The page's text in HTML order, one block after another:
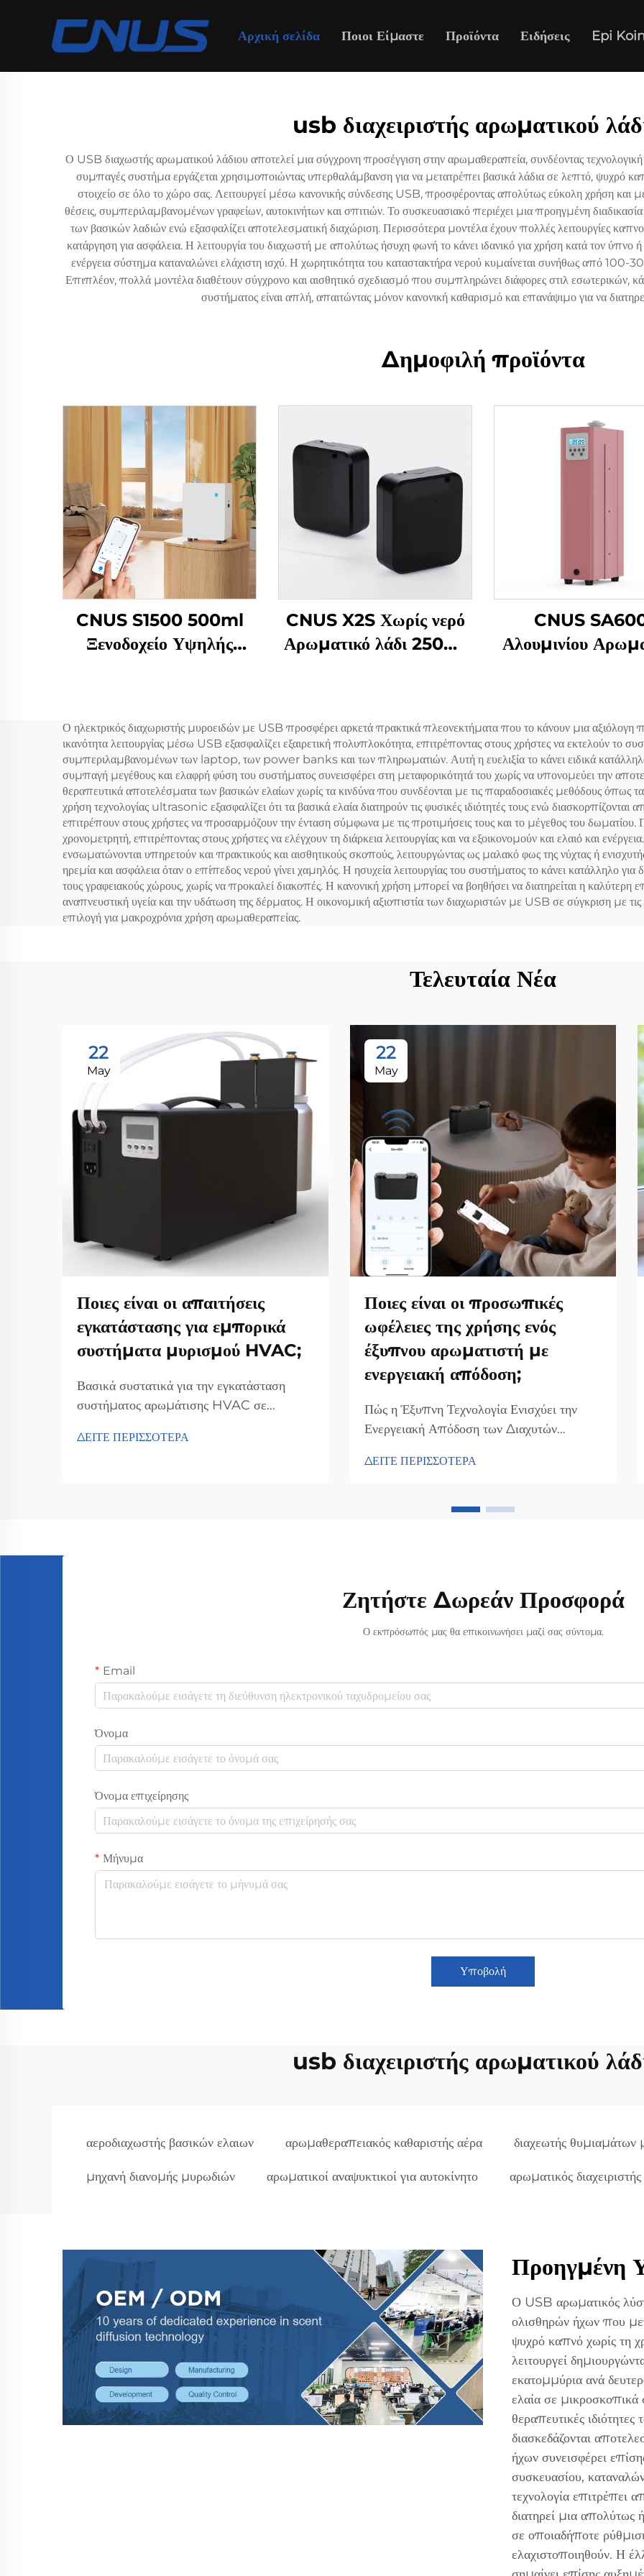
Αρχική σελίδα Ποιοι Είμαστε Προϊόντα Ειδήσεις Epi
usb διαχειριστής αρωματικού
Ο USB διαχωστής αρωματικού λάδιου αποτελεί μια σύγχρονη προσέγγιση στην αρωμαθεραπεία, συνδέοντας
συμπαγές συστήμα εργάζεται χρησιμοποιώντας υπερθαλάμβανση για να μετατρέπει βασικά λάδια σε λεπτό, ψυχρό
στοιχείο σε όλο το χώρο σας. Λειτουργεί μέσω κανονικής σύνδεσης USB, προσφέροντας απολύτως εύκολη χρήση και
θέσεις, συμπεριλαμβανομένων γραφείων, αυτοκινήτων και σπιτιών. Το συσκευασιακό περιέχει μια προηγμένη διαδικασία
των βασικών λαδιών ενώ εξασφαλίζει αποτελεσματική διαχώριση. Περισσότερα μοντέλα έχουν πολλές λειτουργίες
κατάργηση για ασφάλεια. Η λειτουργία του διαχωστή με απολύτως ήσυχη φωνή το κάνει ιδανικό για χρήση κατά τον ύπνο ή
ενέργεια σύστημα καταναλώνει ελάχιστη ισχύ. Η χωρητικότητα του καταστακτήρα νερού κυμαίνεται συνήθως από 100-
Επιπλέον, πολλά μοντέλα διαθέτουν σύγχρονο και αισθητικό σχεδιασμό που συμπληρώνει διάφορες στιλ εσωτερικών,
συστήματος είναι απλή, απαιτώντας μόνον κανονική καθαρισμό και επανάψιμο για να
Δημοφιλή προϊόντα
CNUS S1500 500ml
Ξενοδοχείο Υψηλής
Αρώματα Αρώματα
Αέρας Ανανεωτήρα Αέρας
Αρώματος Μηχανή
CNUS X2S Χωρίς νερό
Αρωματικό λάδι 250ml
CNUS
Αλουμινίου
Αρώμα
Diffuser
Ο ηλεκτρικός διαχωριστής μυροειδών με USB προσφέρει αρκετά πρακτικά πλεονεκτήματα που το κάνουν μια
ικανότητα λειτουργίας μέσω USB εξασφαλίζει εξαιρετική πολυπλοκότητα, επιτρέποντας στους χρήστες να εκτελούν το
συμπεριλαμβανομένων των laptop, των power banks και των πληρωματιών. Αυτή η ευελιξία το κάνει ειδικά κατάλληλο
συμπαγή μεγέθους και ελαφρή φύση του συστήματος συνεισφέρει στη μεταφορικότητά του χωρίς να υπονομεύει την
θεραπευτικά αποτελέσματα των βασικών ελαίων χωρίς τα κινδύνα που συνδέονται με τις παραδοσιακές μεθόδους όπως
χρήση τεχνολογίας ultrasonic εξασφαλίζει ότι τα βασικά ελαία διατηρούν τις φυσικές ιδιότητές τους ενώ
επιτρέπουν στους χρήστες να προσαρμόζουν την ένταση σύμφωνα με τις προτιμήσεις τους και το μέγεθος του
χρονομετρητή, επιτρέποντας στους χρήστες να ελέγχουν τη διάρκεια λειτουργίας και να εξοικονομούν και ελαιό και
ενσωματώνονται υπηρετούν και πρακτικούς και αισθητικούς σκοπούς, λειτουργώντας ως μαλακό φως της νύχτας ή
ηρεμία και ασφάλεια όταν ο επίπεδος νερού γίνει χαμηλός. Η ησυχεία λειτουργίας του συστήματος το κάνει κατάλληλο
τους γραφειακούς χώρους, χωρίς να προκαλεί διακοπές. Η κανονική χρήση μπορεί να βοηθήσει να διατηρείται η καλύτερη
αναπνευστική υγεία και την υδάτωση της δέρματος. Η οικονομική αξιοπιστία των διαχωριστών με USB σε σύγκριση με
επιλογή για μακροχρόνια χρήση αρωμαθεραπείας.
Τελευταία Νέα
22
May
Ποιες είναι οι απαιτήσεις
εγκατάστασης για εμπορικά
συστήματα μυρισμού HVAC;
Βασικά συστατικά για την εγκατάσταση
συστήματος αρωμάτισης HVAC σε
συμβατότητας του συστήματος HVAC.
ΔΕΙΤΕ ΠΕΡΙΣΣΟΤΕΡΑ
22
May
Ποιες είναι οι προσωπικές
ωφέλειες της χρήσης ενός
έξυπνου αρωματιστή με
ενεργειακή απόδοση;
Πώς η Έξυπνη Τεχνολογία Ενισχύει την
Ενεργειακή Απόδοση των Διαχυτών
Διαδικτύου των Πραγμάτων (IoT) στους
πολύ πιο αποτελεσματικοί στην
ΔΕΙΤΕ ΠΕΡΙΣΣΟΤΕΡΑ
Ζητήστε Δωρεάν Προσφορά
Ο εκπρόσωπός μας θα επικοινωνήσει μαζί σας σύντομα.
Email
Όνομα
Όνομα επιχείρησης
Μήνυμα
Υποβολή
usb διαχειριστής αρωματικού
αεροδιαχωστής βασικών ελαιων αρωμαθεραπειακός καθαριστής αέρα διαχεωτής
μηχανή διανομής μυρωδιών αρωματικοί αναψυκτικοί για αυτοκίνητο αρωματικός
Προηγμένη
Ο USB αρωματικός
ολισθηρών ήχων που
ψυχρό καπνό χωρίς τη
λειτουργεί
εκατομμύρια ανά
ελαία σε μικροσκοπικά
θεραπευτικές
διασκεδάζονται
ήχων συνεισφέρει
συσκευασίου,
τεχνολογία επιτρέπει
διατηρεί μια απολύτως
σε οποιαδήποτε
ελαχιστοποιηθούν. Η